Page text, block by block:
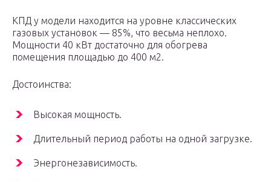
КПД у модели находится на уровне классических
газовых установок — 85%, что весьма неплохо.
Мощности 40 кВт достаточно для обогрева
помещения площадью до 400 м2.
Достоинства:
Высокая мощность.
Длительный период работы на одной загрузке.
Энергонезависимость.